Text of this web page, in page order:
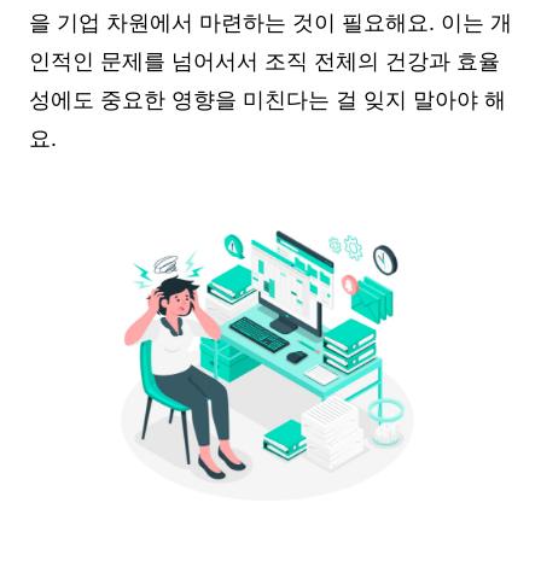
을 기업 차원에서 마련하는 것이 필요해요. 이는 개
인적인 문제를 넘어서서 조직 전체의 건강과 효율
성에도 중요한 영향을 미친다는 걸 잊지 말아야 해
요.